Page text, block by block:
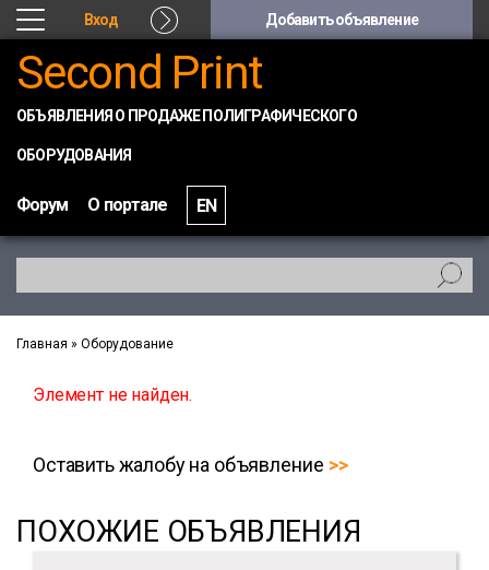
Вход Добавить объявление
Second Print
ОБЪЯВЛЕНИЯ О ПРОДАЖЕ ПОЛИГРАФИЧЕСКОГО
ОБОРУДОВАНИЯ
Форум О портале EN
Главная » Оборудование
Элемент не найден.
Оставить жалобу на объявление
ПОХОЖИЕ ОБЪЯВЛЕНИЯ